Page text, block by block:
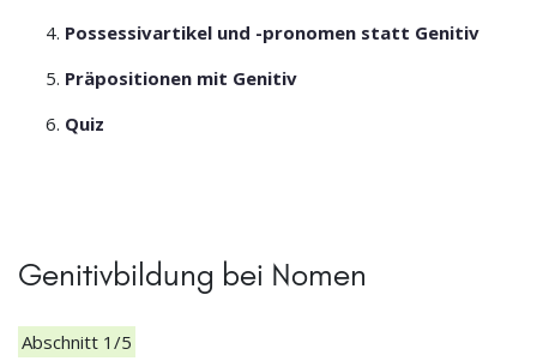
Possessivartikel und -pronomen statt Genitiv
Präpositionen mit Genitiv
Quiz
Genitivbildung bei Nomen
Abschnitt 1/5